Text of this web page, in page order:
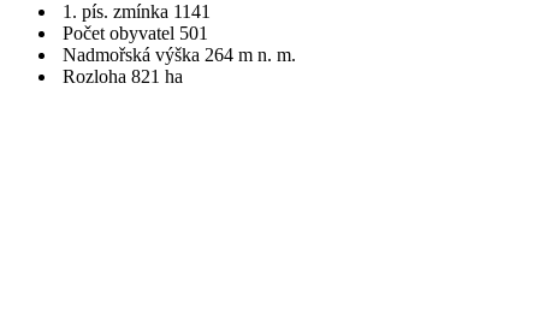
1. pís. zmínka 1141
Počet obyvatel 501
Nadmořská výška 264 m n. m.
Rozloha 821 ha